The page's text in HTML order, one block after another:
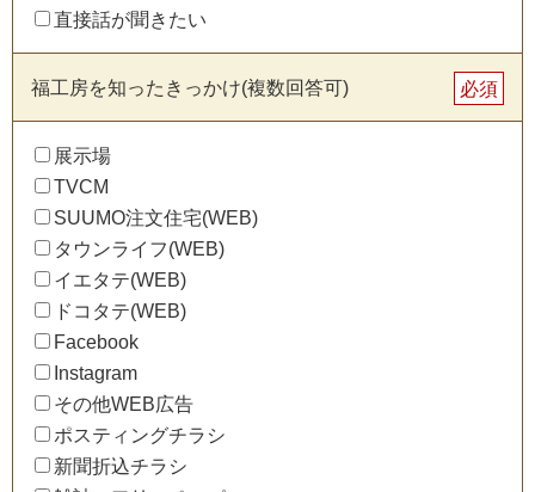
直接話が聞きたい
福工房を知ったきっかけ(複数回答可) 必須
展示場
TVCM
SUUMO注文住宅(WEB)
タウンライフ(WEB)
イエタテ(WEB)
ドコタテ(WEB)
Facebook
Instagram
その他WEB広告
ポスティングチラシ
新聞折込チラシ